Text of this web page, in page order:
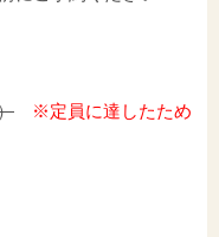
※定員に達したため